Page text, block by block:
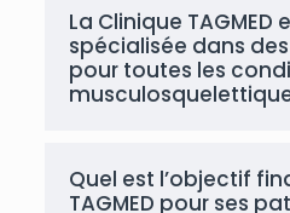
La Clinique TAGMED
spécialisée dans
pour toutes les
Quel est l’objectif
TAGMED pour ses